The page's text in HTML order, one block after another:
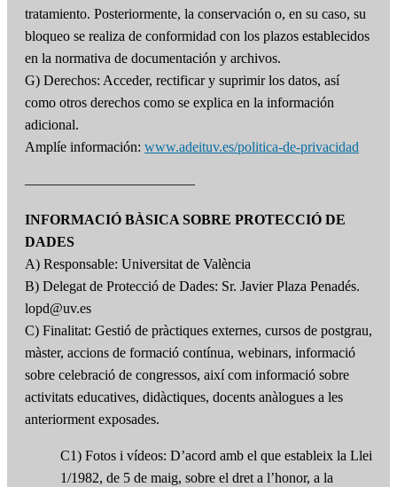
tratamiento. Posteriormente, la conservación o, en su caso, su
bloqueo se realiza de conformidad con los plazos establecidos
en la normativa de documentación y archivos.
G) Derechos: Acceder, rectificar y suprimir los datos, así
como otros derechos como se explica en la información
adicional.
Amplíe información: www.adeituv.es/politica-de-privacidad
————————————
INFORMACIÓ BÀSICA SOBRE PROTECCIÓ DE
DADES
A) Responsable: Universitat de València
B) Delegat de Protecció de Dades: Sr. Javier Plaza Penadés.
lopd@uv.es
C) Finalitat: Gestió de pràctiques externes, cursos de postgrau,
màster, accions de formació contínua, webinars, informació
sobre celebració de congressos, així com informació sobre
activitats educatives, didàctiques, docents anàlogues a les
anteriorment exposades.
C1) Fotos i vídeos: D’acord amb el que estableix la Llei
1/1982, de 5 de maig, sobre el dret a l’honor, a la